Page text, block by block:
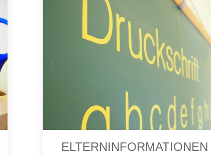
ELTERNINFORMATIONEN